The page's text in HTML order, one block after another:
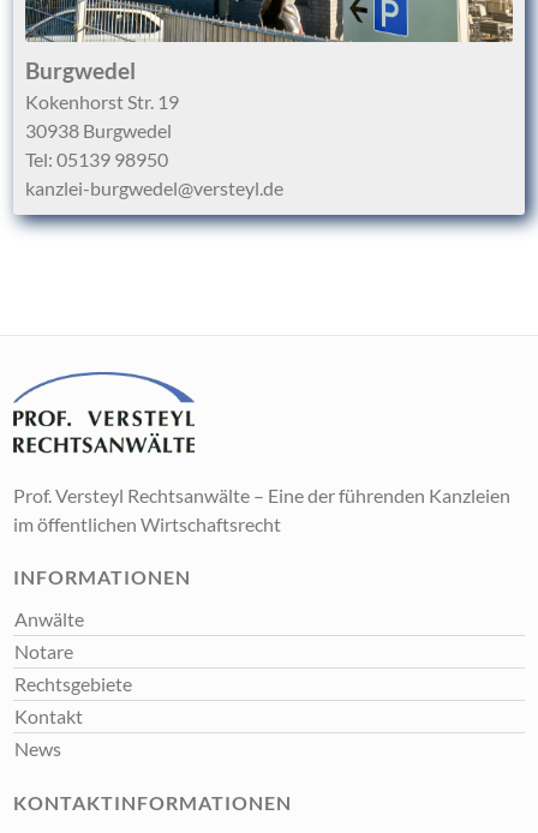
Burgwedel
Kokenhorst Str. 19
30938 Burgwedel
Tel:05139 98950
kanzlei-burgwedel@versteyl.de
Prof. Versteyl Rechtsanwälte – Eine der führenden Kanzleien
im öffentlichen Wirtschaftsrecht
INFORMATIONEN
Anwälte
Notare
Rechtsgebiete
Kontakt
News
KONTAKTINFORMATIONEN